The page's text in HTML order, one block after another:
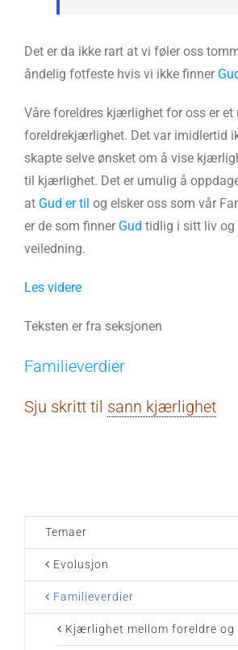
Det er da ikke rart at vi føler oss
åndelig fotfeste hvis vi ikke finner
Våre foreldres kjærlighet for oss er
foreldrekjærlighet. Det var imidlertid
skapte selve ønsket om å vise
til kjærlighet. Det er umulig å
at Gud er til og elsker oss som vår
er de som finner Gud tidlig i sitt liv og
veiledning.
Les videre
Teksten er fra seksjonen
Familieverdier
Sju skritt til sann kjærlighet
Temaer
Evolusjon
Familieverdier
Kjærlighet mellom foreldre og